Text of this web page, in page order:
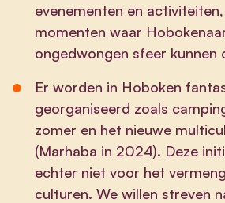
evenementen en
momenten waar
ongedwongen sfeer kunnen
Er worden in Hoboken
georganiseerd zoals
zomer en het nieuwe
(Marhaba in 2024). Deze
echter niet voor het
culturen. We willen streven